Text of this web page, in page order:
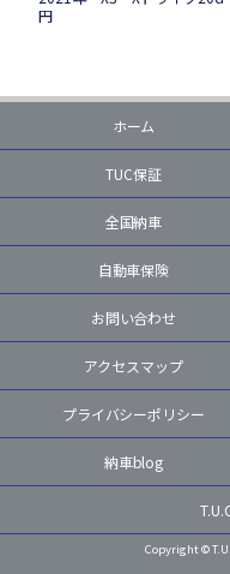
円
ホーム
TUC保証
全国納車
自動車保険
お問い合わせ
アクセスマップ
プライバシーポリシー
納車blog
Copyright ©